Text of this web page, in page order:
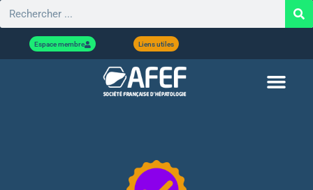
Espace membre Liens utiles